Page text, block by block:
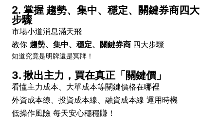
2. 掌握 趨勢、集中、穩定、關鍵券商四大
步驟
市場小道消息滿天飛
教你 趨勢、集中、穩定、關鍵券商 四大步驟
知道究竟是明牌還是冥牌！
3. 揪出主力，買在真正「關鍵價」
看懂主力成本、大單成本等關鍵價格在哪裡
外資成本線、投資成本線、融資成本線 運用時機
低操作風險 每天安心穩穩賺！